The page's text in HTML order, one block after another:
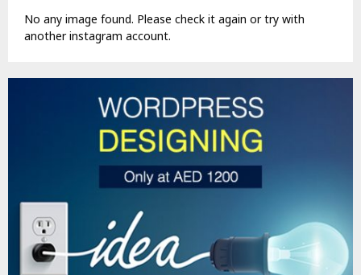
No any image found. Please check it again or try with
another instagram account.